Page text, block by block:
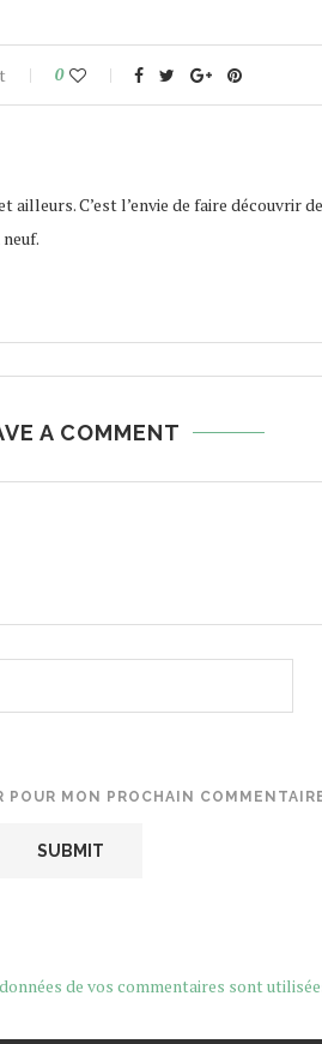
0
ailleurs. C’est l’envie de faire découvrir
A COMMENT
MON PROCHAIN
de vos commentaires sont